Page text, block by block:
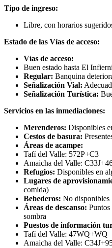
Tipo de ingreso:
Libre, con horarios
Estado de las Vías de acceso:
Vías de acceso:
Buen estado hasta El
Regular: Banquina
Señalización Vial:
Señalización Turística:
Servicios en las inmediaciones:
Merenderos: Disponibles
Cestos de basura:
Áreas de acampe:
Tafí del Valle: 572P+C3
Amaicha del Valle:
Refugios: Disponibles en
Lugares de
comida)
Bebederos: No disponibles
Áreas de descanso: Puntos
sombra
Puestos de información
Tafí del Valle: 47WQ+WQ
Amaicha del Valle: